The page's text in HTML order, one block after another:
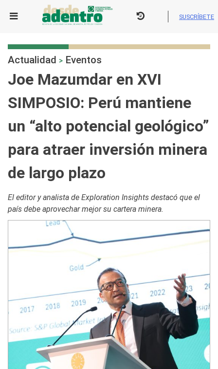
SUSCRÍBETE
Actualidad > Eventos
Joe Mazumdar en XVI
SIMPOSIO: Perú mantiene
un “alto potencial geológico”
para atraer inversión minera
de largo plazo
El editor y analista de Exploration Insights destacó que el
país debe aprovechar mejor su cartera minera.